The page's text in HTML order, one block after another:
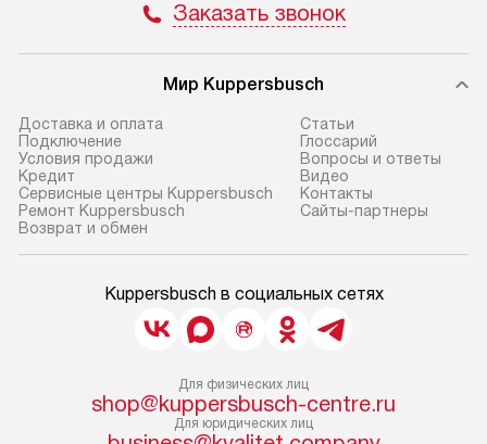
Заказать звонок
Мир Kuppersbusch
Доставка и оплата
Подключение
Условия продажи
Кредит
Сервисные центры Kuppersbusch
Ремонт Kuppersbusch
Возврат и обмен
Cтатьи
Глоссарий
Вопросы и ответы
Видео
Контакты
Сайты-партнеры
Kuppersbusch в социальных сетях
Для физических лиц
shop@kuppersbusch-centre.ru
Для юридических лиц